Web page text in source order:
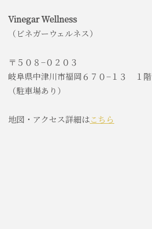
Vinegar Wellness
（ビネガーウェルネス）
〒５０８−０２０３
岐阜県中津川市福岡６７０−１３ １階
（駐車場あり）
地図・アクセス詳細はこちら